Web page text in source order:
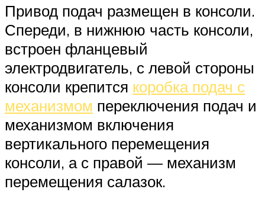
Привод подач размещен в консоли.
Спереди, в нижнюю часть консоли,
встроен фланцевый
электродвигатель, с левой стороны
консоли крепится коробка подач с
механизмом переключения подач и
механизмом включения
вертикального перемещения
консоли, а с правой — механизм
перемещения салазок.